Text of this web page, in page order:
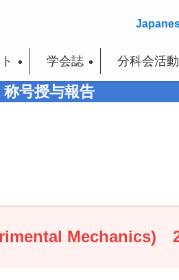
学会誌 分科会活動
号授与報告
Mechanics)